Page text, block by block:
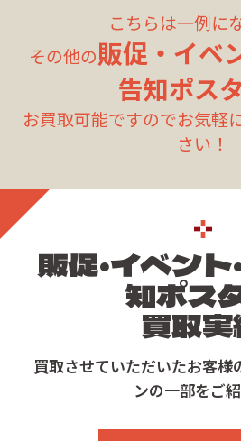
こちらは一例に
その他の販促・イベ
告知ポス
お買取可能ですのでお気軽
さい！
販促・イベント
知ポス
買取
買取させていただいたお客様
ンの一部をご紹